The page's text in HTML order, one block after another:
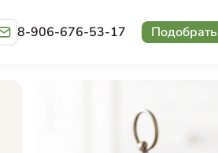
8-906-676-53-17